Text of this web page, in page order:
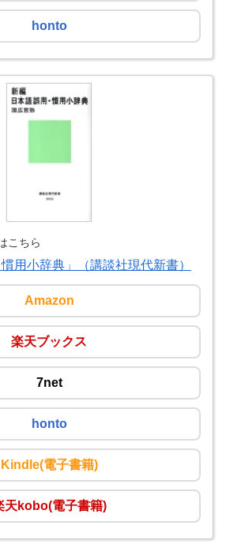
honto
こちら
用小辞典」（講談社現代新書）
Amazon
楽天ブックス
7net
honto
Kindle(電子書籍)
天kobo(電子書籍)